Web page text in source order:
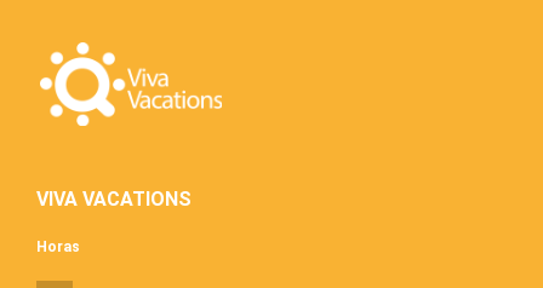
VIVA VACATIONS
Horas